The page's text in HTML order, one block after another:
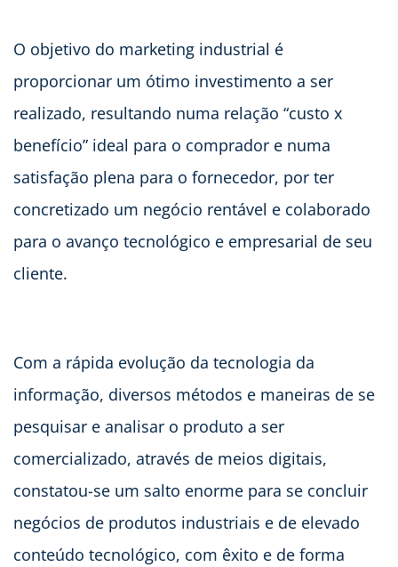
O objetivo do marketing industrial é
proporcionar um ótimo investimento a ser
realizado, resultando numa relação “custo x
benefício” ideal para o comprador e numa
satisfação plena para o fornecedor, por ter
concretizado um negócio rentável e colaborado
para o avanço tecnológico e empresarial de seu
cliente.
Com a rápida evolução da tecnologia da
informação, diversos métodos e maneiras de se
pesquisar e analisar o produto a ser
comercializado, através de meios digitais,
constatou-se um salto enorme para se concluir
negócios de produtos industriais e de elevado
conteúdo tecnológico, com êxito e de forma